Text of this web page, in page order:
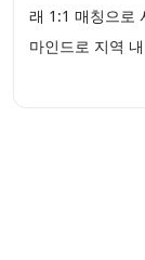
래 1:1 매칭으로
마인드로 지역